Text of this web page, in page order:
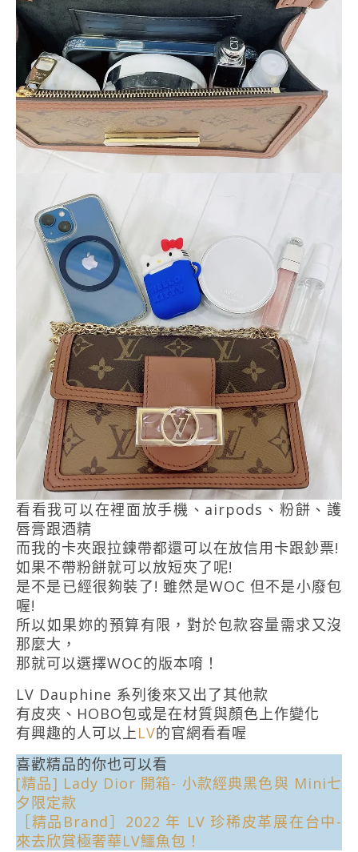
看看我可以在裡面放手機、airpods、粉餅、護
唇膏跟酒精
而我的卡夾跟拉鍊帶都還可以在放信用卡跟鈔票!
如果不帶粉餅就可以放短夾了呢!
是不是已經很夠裝了! 雖然是WOC 但不是小廢包
喔!
所以如果妳的預算有限，對於包款容量需求又沒
那麼大，
那就可以選擇WOC的版本唷！
LV Dauphine 系列後來又出了其他款
有皮夾、HOBO包或是在材質與顏色上作變化
有興趣的人可以上LV的官網看看喔
喜歡精品的你也可以看
[精品] Lady Dior 開箱- 小款經典黑色與 Mini七
夕限定款
［精品Brand］2022 年 LV 珍稀皮革展在台中-
來去欣賞極奢華LV鱷魚包！